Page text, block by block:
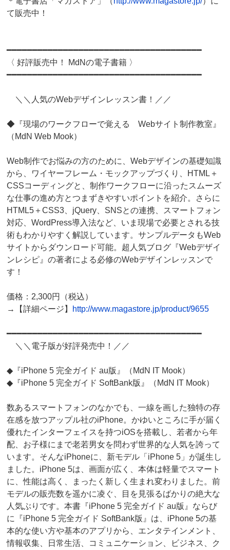
て販売中！
━━━━━━━━━━━━━━━━━━━━━━━━━━━━━━━━━━━━━━
〈 好評販売中！ MdNの電子書籍 〉
━━━━━━━━━━━━━━━━━━━━━━━━━━━━━━━━━━━━━━
＼＼人気のWebデザインレッスン書！／／
◆『現場のワークフローで覚える Webサイト制作教室』
（MdN Web Mook）
Web制作でお悩みの方のために、Webデザインの基礎知識
から、ワイヤーフレーム・モックアップづくり、HTML＋
CSSコーディングと、制作ワークフローに沿ったスムーズ
な仕事の進め方とつまずきやすいポイントを紹介。さらに
HTML5＋CSS3、jQuery、SNSとの連携、スマートフォン
対応、WordPress導入法など、いま現場で必要とされる技
術もわかりやすく解説しています。サンプルデータもWeb
サイトからダウンロード可能。超人気ブログ『Webデザイ
ンレシピ』の著者による必修のWebデザインレッスンで
す！
価格：2,300円（税込）
→【詳細ページ】
http://www.magastore.jp/product/9655
━━━━━━━━━━━━━━━━━━━━━━━━━━━━━━━━━━━━━━
＼＼電子版が好評発売中！／／
◆『iPhone 5 完全ガイド au版』（MdN IT Mook）
◆『iPhone 5 完全ガイド SoftBank版』（MdN IT Mook）
数あるスマートフォンのなかでも、一線を画した独特の存
在感を放つアップル社のiPhone。かゆいところに手が届く
優れたインターフェイスを持つiOSを搭載し、若者から年
配、お子様にまで老若男女を問わず世界的な人気を誇って
います。そんなiPhoneに、新モデル「iPhone 5」が誕生し
ました。iPhone 5は、画面が広く、本体は軽量でスマート
に、性能は高く、まったく新しく生まれ変わりました。前
モデルの販売数を遥かに凌ぐ、目を見張るばかりの絶大な
人気ぶりです。本書『iPhone 5 完全ガイド au版』ならび
に『iPhone 5 完全ガイド SoftBank版』は、iPhone 5の基
本的な使い方や基本のアプリから、エンタテインメント、
情報収集、日常生活、コミュニケーション、ビジネス、ク